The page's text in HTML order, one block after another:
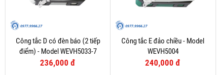
Công tắc D có đèn báo (2 tiếp
điểm) - Model WEVH5033-7
236,000 đ
Công tắc E đảo chiều - Model
WEVH5004
240,000 đ